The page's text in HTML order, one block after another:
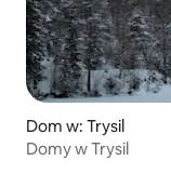
Dom w: Trysil
Domy w Trysil